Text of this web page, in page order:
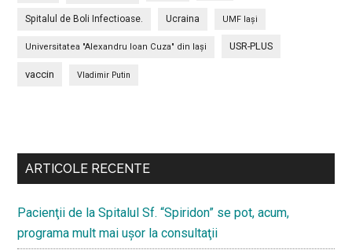
Spitalul de Boli Infectioase. Ucraina UMF Iași
Universitatea "Alexandru Ioan Cuza" din Iaşi USR-PLUS
vaccin Vladimir Putin
secundara
ARTICOLE RECENTE
Pacienţii de la Spitalul Sf. “Spiridon” se pot, acum,
programa mult mai uşor la consultaţii